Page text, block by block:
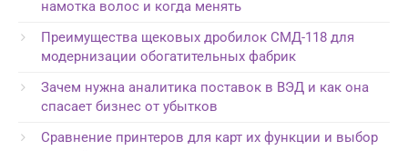
намотка волос и когда менять
Преимущества щековых дробилок СМД-118 для
модернизации обогатительных фабрик
Зачем нужна аналитика поставок в ВЭД и как она
спасает бизнес от убытков
Сравнение принтеров для карт их функции и выбор